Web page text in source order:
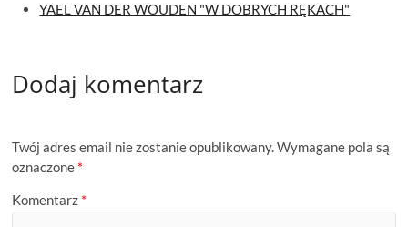
YAEL VAN DER WOUDEN "W DOBRYCH RĘKACH"
Dodaj komentarz
Twój adres email nie zostanie opublikowany.Wymagane pola są
oznaczone *
Komentarz *